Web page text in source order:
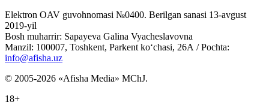
Elektron OAV guvohnomasi №0400. Berilgan sanasi 13-avgust
2019-yil
Bosh muharrir: Sapayeva Galina Vyacheslavovna
Manzil: 100007, Toshkent, Parkent ko‘chasi, 26А / Pochta:
info@afisha.uz
© 2005-2026 «Afisha Media» MChJ.
18+